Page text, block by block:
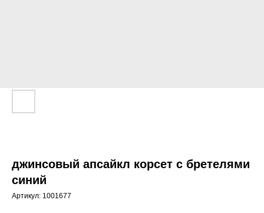
джинсовый апсайкл корсет с бретелями
синий
Артикул: 1001677